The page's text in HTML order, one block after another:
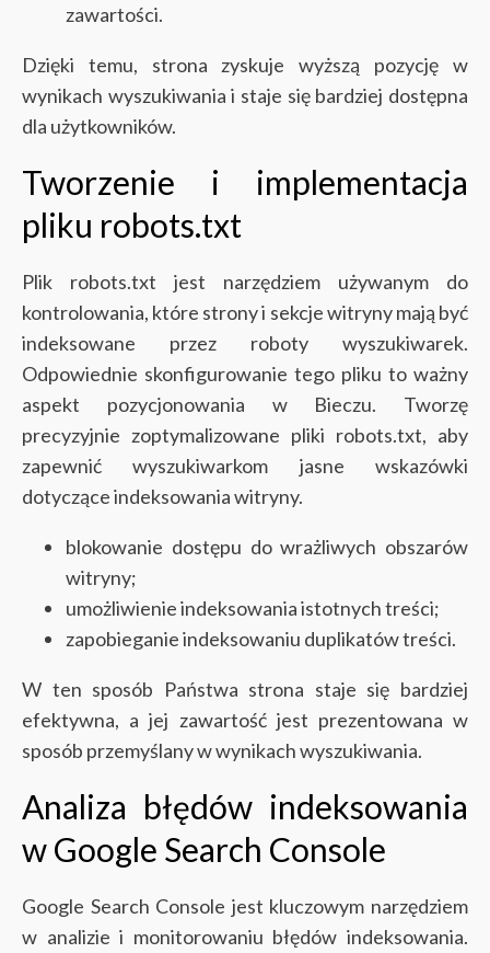
zawartości.
Dzięki temu, strona zyskuje wyższą pozycję w
wynikach wyszukiwania i staje się bardziej dostępna
dla użytkowników.
Tworzenie i implementacja
pliku robots.txt
Plik robots.txt jest narzędziem używanym do
kontrolowania, które strony i sekcje witryny mają być
indeksowane przez roboty wyszukiwarek.
Odpowiednie skonfigurowanie tego pliku to ważny
aspekt pozycjonowania w Bieczu. Tworzę
precyzyjnie zoptymalizowane pliki robots.txt, aby
zapewnić wyszukiwarkom jasne wskazówki
dotyczące indeksowania witryny.
blokowanie dostępu do wrażliwych obszarów
witryny;
umożliwienie indeksowania istotnych treści;
zapobieganie indeksowaniu duplikatów treści.
W ten sposób Państwa strona staje się bardziej
efektywna, a jej zawartość jest prezentowana w
sposób przemyślany w wynikach wyszukiwania.
Analiza błędów indeksowania
w Google Search Console
Google Search Console jest kluczowym narzędziem
w analizie i monitorowaniu błędów indeksowania.